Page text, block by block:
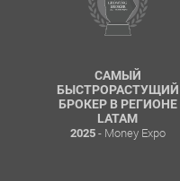
САМЫЙ
БЫСТРОРАСТУЩИЙ
БРОКЕР В РЕГИОНЕ
LATAM
2025- Money Expo